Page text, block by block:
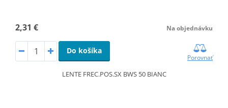
2,31 € Na objednávku
Do košíka
Porovnať
LENTE FREC.POS.SX BWS 50 BIANC